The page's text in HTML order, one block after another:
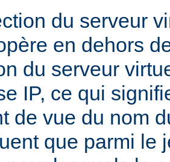
du serveur
en dehors
du serveur
IP, ce qui
de vue du nom
que parmi le